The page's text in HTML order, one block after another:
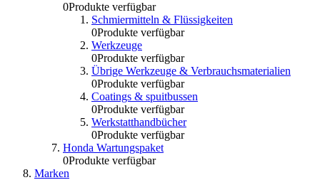
0Produkte verfügbar
Schmiermitteln & Flüssigkeiten
0Produkte verfügbar
Werkzeuge
0Produkte verfügbar
Übrige Werkzeuge & Verbrauchsmaterialien
0Produkte verfügbar
Coatings & spuitbussen
0Produkte verfügbar
Werkstatthandbücher
0Produkte verfügbar
Honda Wartungspaket
0Produkte verfügbar
Marken